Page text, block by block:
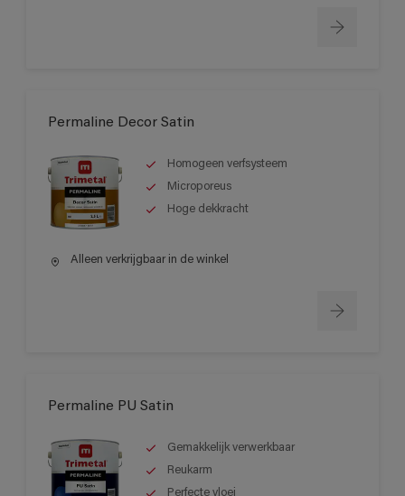
Permaline Decor Satin
Homogeen verfsysteem
Microporeus
Hoge dekkracht
Alleen verkrijgbaar in de winkel
Permaline PU Satin
Gemakkelijk verwerkbaar
Reukarm
Perfecte vloei